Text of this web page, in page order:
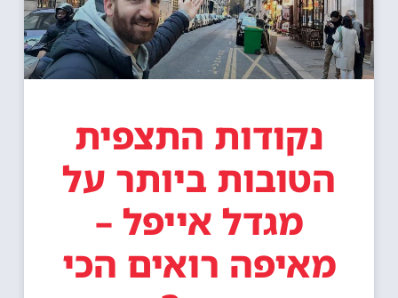
נקודות התצפית
הטובות ביותר על
מגדל אייפל –
מאיפה רואים הכי